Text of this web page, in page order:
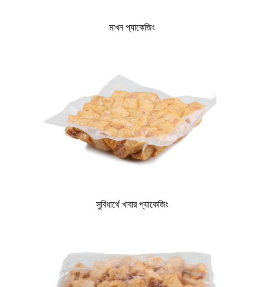
মাখন প্যাকেজিং
সুবিধার্থে খাবার প্যাকেজিং